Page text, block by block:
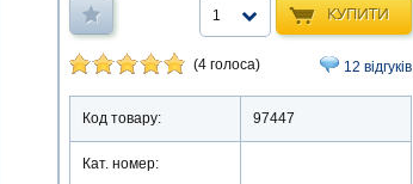
КУПИТИ
1
(4 голоса) 12 відгуків
Код товару: 97447
Кат. номер: